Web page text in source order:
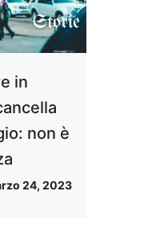
in
non è
24, 2023